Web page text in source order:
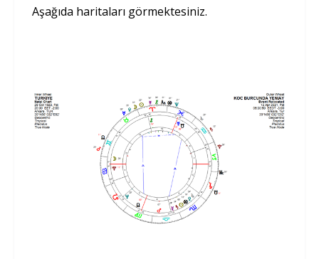
Aşağıda haritaları görmektesiniz.